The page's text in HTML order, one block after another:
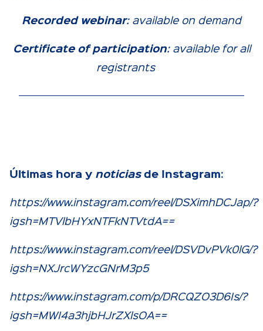
Recorded webinar: available on demand
Certificate of participation: available for all
registrants
Últimas hora y noticiasde Instagram:
https://www.instagram.com/reel/DSXimhDCJap/?
igsh=MTVlbHYxNTFkNTVtdA==
https://www.instagram.com/reel/DSVDvPVk0lG/?
igsh=NXJrcWYzcGNrM3p5
https://www.instagram.com/p/DRCQZO3D6Is/?
igsh=MWI4a3hjbHJrZXlsOA==